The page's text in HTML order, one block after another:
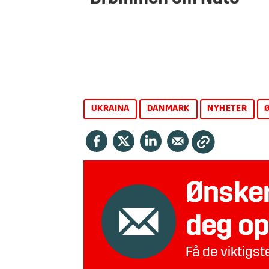
UKRAINA DANMARK NYHETER
deg
Få de